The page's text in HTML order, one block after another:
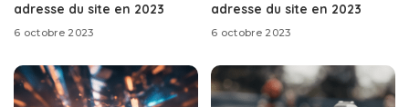
adresse du site en 2023
6 octobre 2023
adresse du site en 2023
6 octobre 2023